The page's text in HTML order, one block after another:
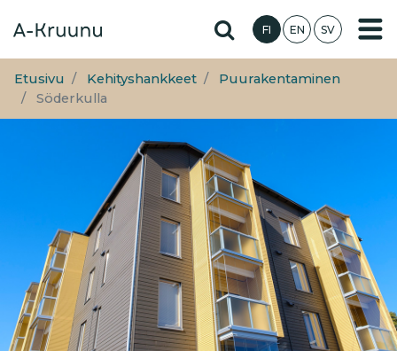
pääsisältöön
Hae sivustolta
FI EN SV
Etusivu Kehityshankkeet
Puurakentaminen
Söderkulla